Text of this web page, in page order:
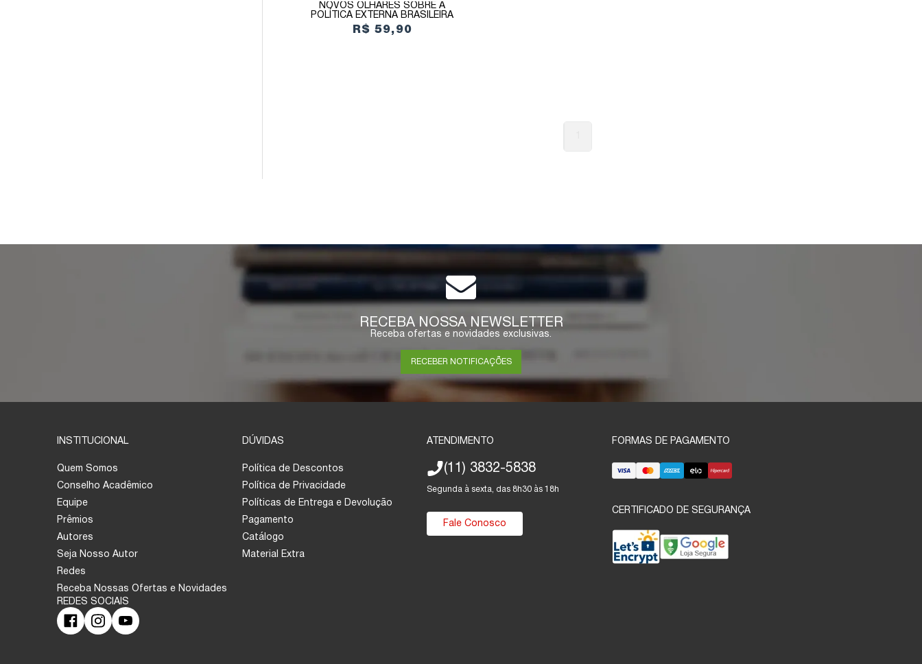
NOVOS OLHARES SOBRE A
POLÍTICA EXTERNA BRASILEIRA
R$ 59,90
RECEBA NOSSA NEWSLETTER
Receba ofertas e novidades exclusivas.
RECEBER NOTIFICAÇÕES
INSTITUCIONAL
Quem Somos
Conselho Acadêmico
Equipe
Prêmios
Autores
Seja Nosso Autor
Redes
Receba Nossas Ofertas e Novidades
DÚVIDAS
Política de Descontos
Política de Privacidade
Políticas de Entrega e Devolução
Pagamento
Catálogo
Material Extra
ATENDIMENTO
(11) 3832-5838
Segunda à sexta, das 8h30 às 18h
Fale Conosco
FORMAS DE PAGAMENTO
CERTIFICADO DE SEGURANÇA